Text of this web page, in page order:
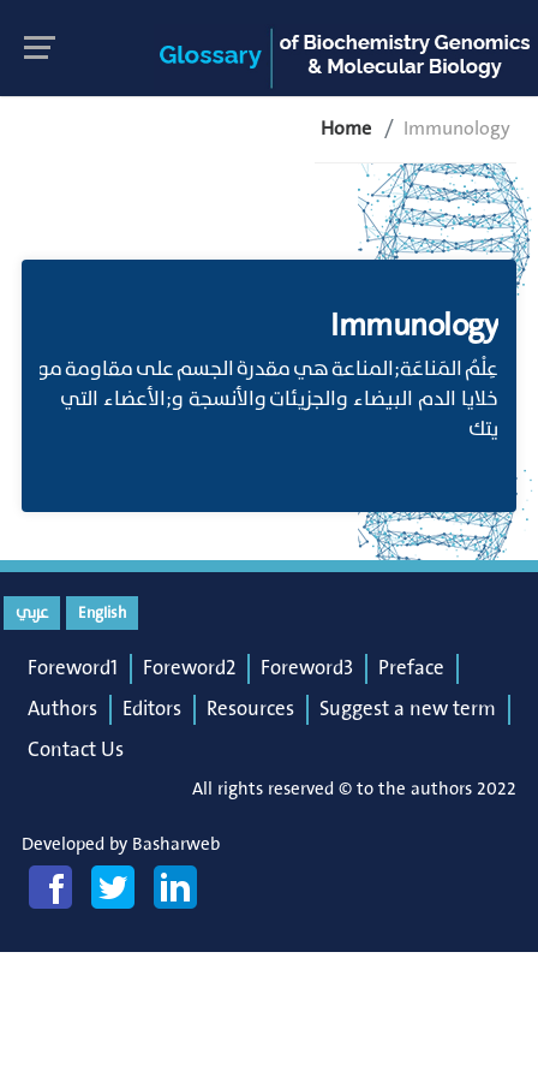
Home Immunology
Immunology
عِلْمُ المَناعَة;المناعة هي مقدرة الجسم على مقاومة مواد
خلايا الدم البيضاء والجزيئات والأنسجة و;الأعضاء التي
يتك
English عربي
Foreword1 Foreword2 Foreword3
Preface
Authors
Editors Resources
Suggest a new term
Contact Us
All rights reserved © to the authors 2022
Developed by Basharweb